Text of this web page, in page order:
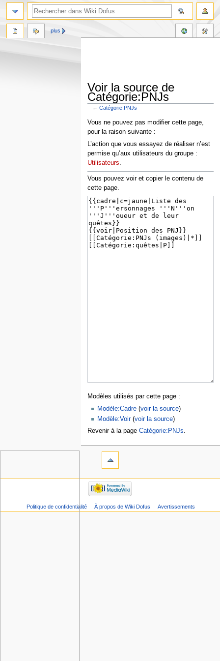
Voir la source de
Catégorie:PNJs
←Catégorie:PNJs
Aller
à
la
navigation
Aller
à
la
recherche
Vous ne pouvez pas modifier cette page,
pour la raison suivante :
L’action que vous essayez de réaliser n’est
permise qu’aux utilisateurs du groupe :
Utilisateurs.
Vous pouvez voir et copier le contenu de
cette page.
Modèles utilisés par cette page :
Modèle:Cadre (voir la source)
Modèle:Voir(voir la source)
Revenir à la page Catégorie:PNJs
plus
Politique de confidentialité À propos de Wiki Dofus Avertissements